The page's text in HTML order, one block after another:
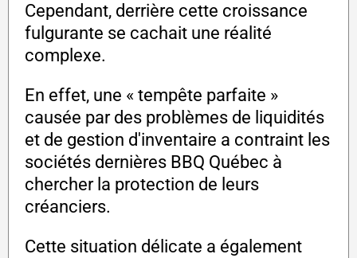
Cependant, derrière cette croissance
fulgurante se cachait une réalité
complexe.
En effet, une « tempête parfaite »
causée par des problèmes de liquidités
et de gestion d'inventaire a contraint les
sociétés dernières BBQ Québec à
chercher la protection de leurs
créanciers.
Cette situation délicate a également